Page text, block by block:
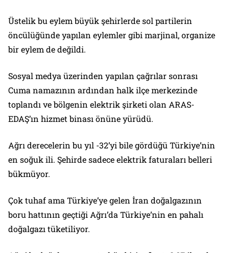
Üstelik bu eylem büyük şehirlerde sol partilerin
öncülüğünde yapılan eylemler gibi marjinal, organize
bir eylem de değildi.
Sosyal medya üzerinden yapılan çağrılar sonrası
Cuma namazının ardından halk ilçe merkezinde
toplandı ve bölgenin elektrik şirketi olan ARAS-
EDAŞ’ın hizmet binası önüne yürüdü.
Ağrı derecelerin bu yıl -32’yi bile gördüğü Türkiye’nin
en soğuk ili. Şehirde sadece elektrik faturaları belleri
bükmüyor.
Çok tuhaf ama Türkiye’ye gelen İran doğalgazının
boru hattının geçtiği Ağrı’da Türkiye’nin en pahalı
doğalgazı tüketiliyor.